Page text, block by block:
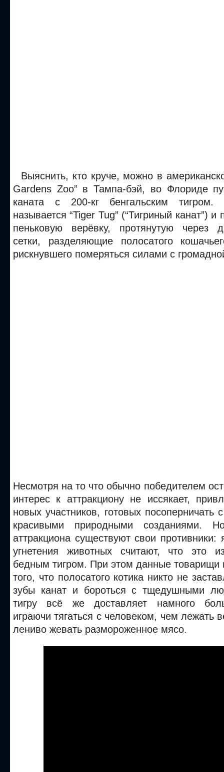
Выяснить, кто круче, можно в
Gardens Zoo” в Тампа-бэй, во Флориде
каната с 200-кг бенгальским тигром.
называется “Tiger Tug” (“Тигриный канат”) и
пеньковую верёвку, протянутую через
сетки, разделяющие полосатого
рискнувшего померяться силами с
Несмотря на то что обычно победителем
интерес к аттракциону не иссякает,
новых участников, готовых
красивыми природными созданиями.
аттракциона существуют свои
угнетения животных считают, что это
бедным тигром. При этом данные товарищи
того, что полосатого котика никто не
зубы канат и бороться с тщедушными
тигру всё же доставляет намного
играючи тягаться с человеком, чем лежать
лениво жевать размороженное мясо.